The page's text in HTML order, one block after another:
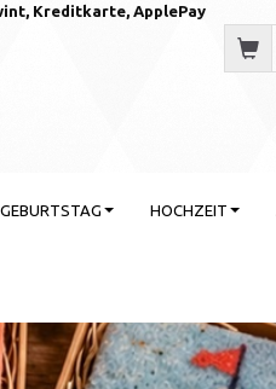
Kreditkarte, ApplePay
GEBURTSTAG HOCHZEIT